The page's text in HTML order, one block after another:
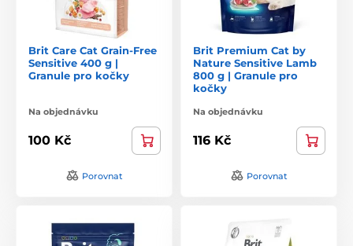
Brit Care Cat Grain-Free
Sensitive 400 g |
Granule pro kočky
Na objednávku
100 Kč
Porovnat
Brit Premium Cat by
Nature Sensitive Lamb
800 g | Granule pro
kočky
Na objednávku
116 Kč
Porovnat